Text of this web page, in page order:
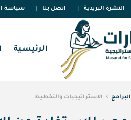
النشرة البريدية اتصل بنا سياسة
الرئيسية
البرامج الاستراتيجيات والتخطيط